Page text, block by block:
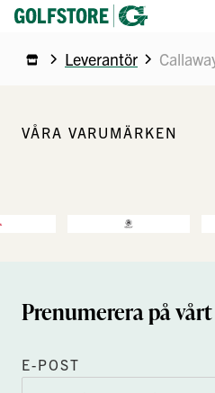
Leverantör
VÅRA VARUMÄRKEN
Prenumerera på
E-POST